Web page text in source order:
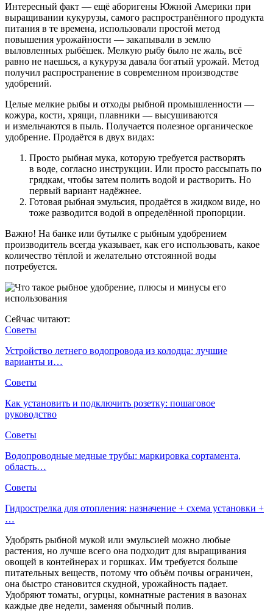
Интересный факт — ещё аборигены Южной Америки при
выращивании кукурузы, самого распространённого продукта
питания в те времена, использовали простой метод
повышения урожайности — закапывали в землю
выловленных рыбёшек. Мелкую рыбу было не жаль, всё
равно не наешься, а кукуруза давала богатый урожай. Метод
получил распространение в современном производстве
удобрений.
Целые мелкие рыбы и отходы рыбной промышленности —
кожура, кости, хрящи, плавники — высушиваются
и измельчаются в пыль. Получается полезное органическое
удобрение. Продаётся в двух видах:
Просто рыбная мука, которую требуется растворять
в воде, согласно инструкции. Или просто рассыпать по
грядкам, чтобы затем полить водой и растворить. Но
первый вариант надёжнее.
Готовая рыбная эмульсия, продаётся в жидком виде, но
тоже разводится водой в определённой пропорции.
Важно! На банке или бутылке с рыбным удобрением
производитель всегда указывает, как его использовать, какое
количество тёплой и желательно отстоянной воды
потребуется.
Сейчас читают:
Советы
Устройство летнего водопровода из колодца: лучшие
варианты и…
Советы
Как установить и подключить розетку: пошаговое
руководство
Советы
Водопроводные медные трубы: маркировка сортамента,
область…
Советы
Гидрострелка для отопления: назначение + схема установки +
…
Удобрять рыбной мукой или эмульсией можно любые
растения, но лучше всего она подходит для выращивания
овощей в контейнерах и горшках. Им требуется больше
питательных веществ, потому что объём почвы ограничен,
она быстро становится скудной, урожайность падает.
Удобряют томаты, огурцы, комнатные растения в вазонах
каждые две недели, заменяя обычный полив.